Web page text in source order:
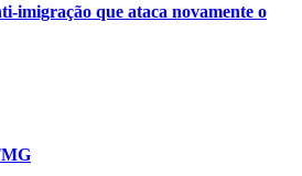
imigração que ataca novamente o